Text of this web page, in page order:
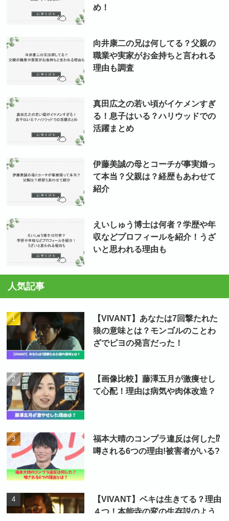
め！
向井康二の兄は何してる？父親の
職業や実家がお金持ちと言われる
理由も調査
真田広之の若い頃がイケメンすぎ
る！息子はいる？ハリウッドでの
活躍まとめ
伊藤美誠の母とコーチが事実婚っ
て本当？父親は？経歴もあわせて
紹介
えいしゅう博士は何者？学歴や年
収などプロフィールを紹介！うざ
いと思われる理由も
人気記事
【VIVANT】あなたは7回撃たれた
狼の意味とは？モンゴルのことわ
ざでピヨの発言だった！
【画像比較】藤澤五月が激痩せし
て心配！理由は病気や肉体改造？
福本大晴のコンプラ違反は何した⁉
噂される6つの理由!被害者がいる?
【VIVANT】ベキは生きてる？理由
４つ！本能寺の変の生存説のよう